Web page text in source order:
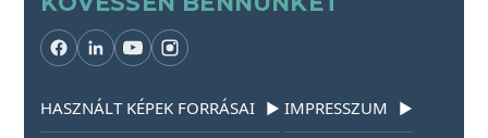
HASZNÁLT KÉPEK FORRÁSAI ▶ IMPRESSZUM ▶